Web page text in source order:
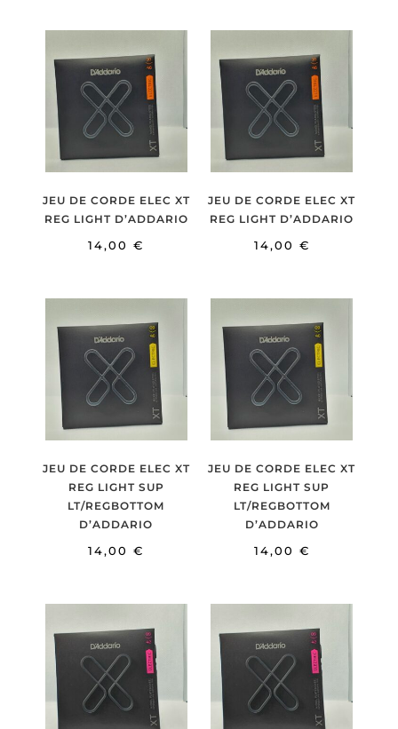
JEU DE CORDE ELEC XT
REG LIGHT D’ADDARIO
14,00€
JEU DE CORDE ELEC XT
REG LIGHT D’ADDARIO
14,00 €
JEU DE CORDE ELEC XT
REG LIGHT SUP
LT/REGBOTTOM
D’ADDARIO
14,00€
JEU DE CORDE ELEC XT
REG LIGHT SUP
LT/REGBOTTOM
D’ADDARIO
14,00 €